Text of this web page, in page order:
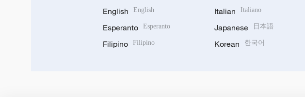
English English
Esperanto Esperanto
Filipino Filipino
Italian Italiano
Japanese 日本語
Korean 한국어